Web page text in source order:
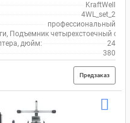
KraftWell
4WL_set_2
профессиональный
Подъемник четырехстоечный с
дюйм:
24
380
Предзаказ